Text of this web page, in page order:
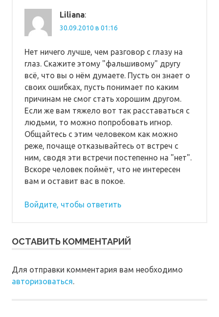
Liliana:
30.09.2010 в 01:16
Нет ничего лучше, чем разговор с глазу на
глаз. Скажите этому "фальшивому" другу
всё, что вы о нём думаете. Пусть он знает о
своих ошибках, пусть понимает по каким
причинам не смог стать хорошим другом.
Если же вам тяжело вот так расставаться с
людьми, то можно попробовать игнор.
Общайтесь с этим человеком как можно
реже, почаще отказывайтесь от встреч с
ним, сводя эти встречи постепенно на "нет".
Вскоре человек поймёт, что не интересен
вам и оставит вас в покое.
Войдите, чтобы ответить
ОСТАВИТЬ КОММЕНТАРИЙ
Для отправки комментария вам необходимо
авторизоваться.